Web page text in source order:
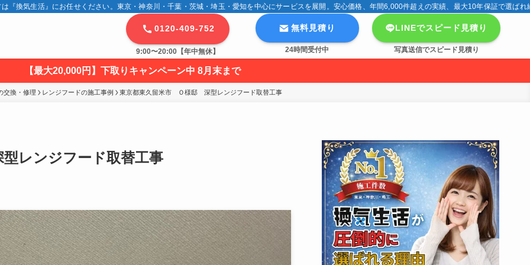
『換気生活』にお任せください。東京・神奈川・千葉・茨城・埼玉・愛知を中心にサービスを展開。安心価格、年間6,000件超えの実績、最大10年保証で選ばれ
0120-409-752
9:00〜20:00【年中無休】
無料見積り
24時間受付中
LINEでスピード見積り
写真送信でスピード見積り
【最大20,000円】下取りキャンペーン中 8月末まで
交換・修理 レンジフードの施工事例 東京都東久留米市　Ｏ様邸　深型レンジフード取替工事
レンジフード取替工事